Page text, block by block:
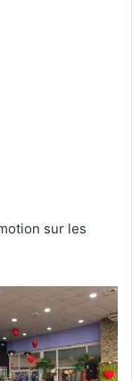
sur les